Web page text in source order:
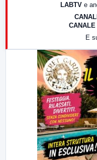
LABTV e
CANALE
E